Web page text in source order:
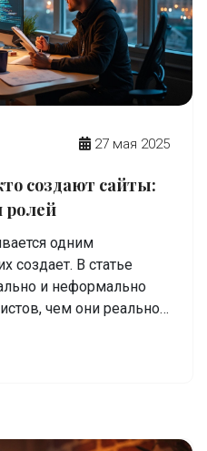
27 мая 2025
создают сайты:
ролей
одним
создает. В статье
и неформально
чем они реально
для
backend-